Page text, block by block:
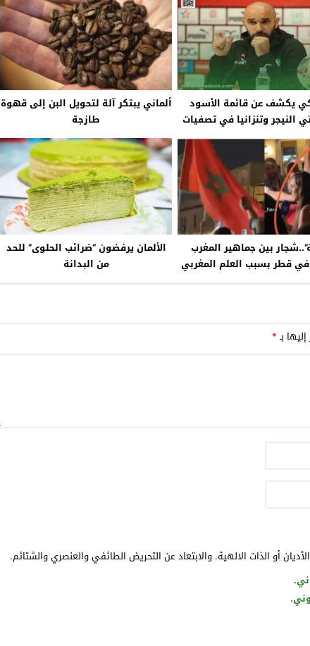
يكشف عن قائمة الأسود
النيجر وتنزانيا في تصفيات
المونديال
ألماني يبتكر آلة لتحويل البن إلى قهوة
طازجة
بين جماهير المغرب
في قطر بسبب العلم المغربي
الألمان يرفضون “ضرائب الحلوى” للحد
من البدانة
بـ*
أو الذات الالهية. والابتعاد عن التحريض الطائفي والعنصري والشتائم.